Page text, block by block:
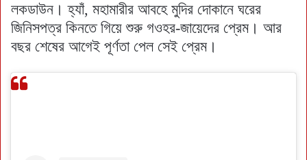
লকডাউন। হ্যাঁ, মহামারীর আবহে মুদির দোকানে ঘরের
জিনিসপত্র কিনতে গিয়ে শুরু গওহর-জায়েদের প্রেম। আর
বছর শেষের আগেই পূর্ণতা পেল সেই প্রেম।